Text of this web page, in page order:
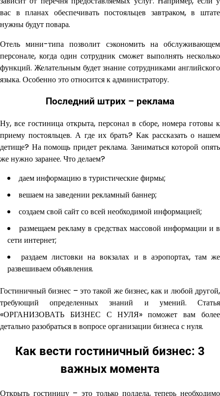
вас в планах обеспечивать постояльцев завтраком, в штате
нужны будут повара.
Отель мини-типа позволит сэкономить на обслуживающем
персонале, когда один сотрудник сможет выполнять несколько
функций. Желательным будет знание сотрудниками английского
языка. Особенно это относится к администратору.
Последний штрих – реклама
Ну, все гостиница открыта, персонал в сборе, номера готовы к
приему постояльцев. А где их брать? Как рассказать о нашем
детище? На помощь придет реклама. Заниматься которой опять
же нужно заранее. Что делаем?
даем информацию в туристические фирмы;
вешаем на заведении рекламный баннер;
создаем свой сайт со всей необходимой информацией;
размещаем рекламу в средствах массовой информации и в
сети интернет;
раздаем листовки на вокзалах и в аэропортах, там же
развешиваем объявления.
Гостиничный бизнес – это такой же бизнес, как и любой другой,
требующий определенных знаний и умений. Статья
«ОРГАНИЗОВАТЬ БИЗНЕС С НУЛЯ» поможет вам более
детально разобраться в вопросе организации бизнеса с нуля.
Как вести гостиничный бизнес: 3
важных момента
Открыть гостиницу – это только полдела, теперь необходимо